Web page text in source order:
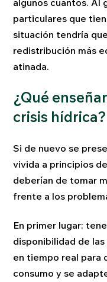
algunos cuantos. Al
particulares que
situación tendría
redistribución más
atinada.
¿Qué
crisis hídrica?
Si de nuevo se
vivida a principios
deberían de tomar
frente a los
En primer lugar:
disponibilidad de
en tiempo real para
consumo y se